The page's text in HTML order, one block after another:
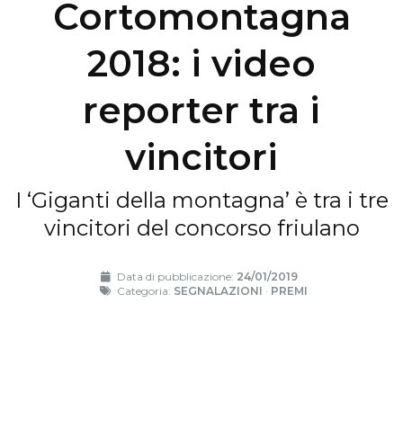
Cortomontagna
2018: i video
reporter tra i
vincitori
I ‘Giganti della montagna’ è tra i tre
vincitori del concorso friulano
Data di pubblicazione: 24/01/2019
Categoria: SEGNALAZIONI · PREMI